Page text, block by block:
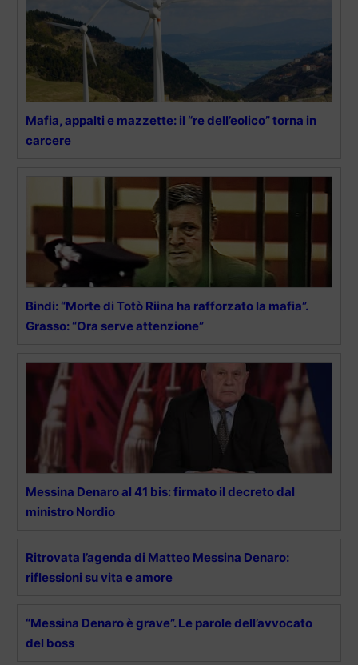
Mafia, appalti e mazzette: il “re dell’eolico” torna in
carcere
Bindi: “Morte di Totò Riina ha rafforzato la mafia”.
Grasso: “Ora serve attenzione”
Messina Denaro al 41 bis: firmato il decreto dal
ministro Nordio
Ritrovata l’agenda di Matteo Messina Denaro:
riflessioni su vita e amore
“Messina Denaro è grave”. Le parole dell’avvocato
del boss